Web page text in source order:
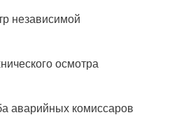
независимой
осмотра
аварийных комиссаров